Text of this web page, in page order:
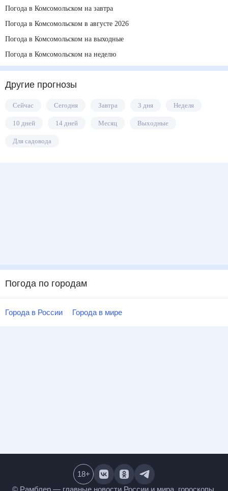
Погода в Комсомольском на завтра
Погода в Комсомольском в августе 2026
Погода в Комсомольском на выходные
Погода в Комсомольском на неделю
Другие прогнозы
Сейчас Сегодня Завтра 3 дня Неделя
10 дней 14 дней Месяц Выходные
Для садовода
Погода по городам
Города в России Города в мире
18+